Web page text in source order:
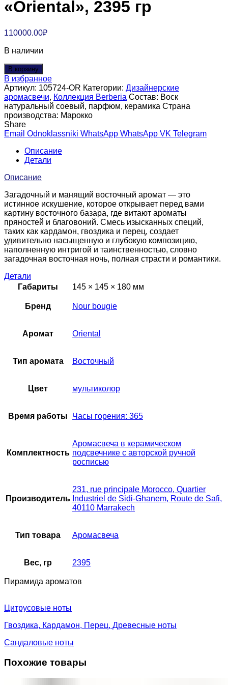
«Oriental», 2395 гр
110000.00₽
В наличии
В корзину
В избранное
Артикул: 105724-OR Категории: Дизайнерские
аромасвечи, Коллекция Berberia Состав: Воск
натуральный соевый, парфюм, керамика Страна
производства: Марокко
Share
Email Odnoklassniki WhatsApp WhatsApp VK Telegram
Описание
Детали
Описание
Загадочный и манящий восточный аромат — это
истинное искушение, которое открывает перед вами
картину восточного базара, где витают ароматы
пряностей и благовоний. Смесь изысканных специй,
таких как кардамон, гвоздика и перец, создает
удивительно насыщенную и глубокую композицию,
наполненную интригой и таинственностью, словно
загадочная восточная ночь, полная страсти и романтики.
Детали
Габариты
145 × 145 × 180 мм
Бренд Nour bougie
Аромат Oriental
Тип аромата Восточный
Цвет мультиколор
Время работы Часы горения: 365
Комплектность
Аромасвеча в керамическом
подсвечнике с авторской ручной
росписью
Производитель
231, rue principale Morocco, Quartier
Industriel de Sidi-Ghanem, Route de Safi,
40110 Marrakech
Тип товара Аромасвеча
Вес, гр 2395
Пирамида ароматов
Цитрусовые ноты
Гвоздика, Кардамон, Перец, Древесные ноты
Сандаловые ноты
Похожие товары